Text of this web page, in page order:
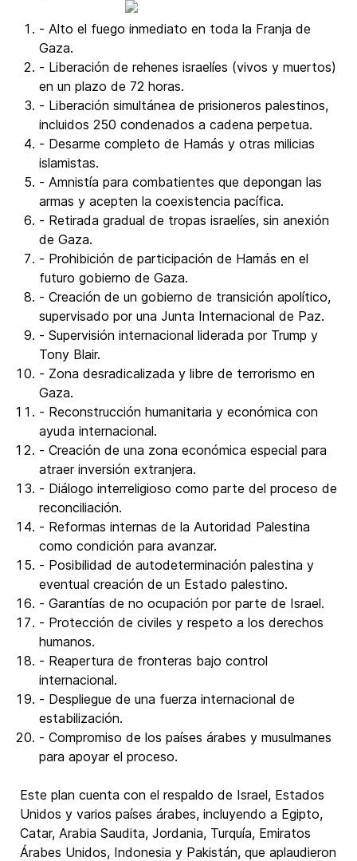
- Alto el fuego inmediato en toda la Franja de
Gaza.
- Liberación de rehenes israelíes (vivos y muertos)
en un plazo de 72 horas.
- Liberación simultánea de prisioneros palestinos,
incluidos 250 condenados a cadena perpetua.
- Desarme completo de Hamás y otras milicias
islamistas.
- Amnistía para combatientes que depongan las
armas y acepten la coexistencia pacífica.
- Retirada gradual de tropas israelíes, sin anexión
de Gaza.
- Prohibición de participación de Hamás en el
futuro gobierno de Gaza.
- Creación de un gobierno de transición apolítico,
supervisado por una Junta Internacional de Paz.
- Supervisión internacional liderada por Trump y
Tony Blair.
- Zona desradicalizada y libre de terrorismo en
Gaza.
- Reconstrucción humanitaria y económica con
ayuda internacional.
- Creación de una zona económica especial para
atraer inversión extranjera.
- Diálogo interreligioso como parte del proceso de
reconciliación.
- Reformas internas de la Autoridad Palestina
como condición para avanzar.
- Posibilidad de autodeterminación palestina y
eventual creación de un Estado palestino.
- Garantías de no ocupación por parte de Israel.
- Protección de civiles y respeto a los derechos
humanos.
- Reapertura de fronteras bajo control
internacional.
- Despliegue de una fuerza internacional de
estabilización.
- Compromiso de los países árabes y musulmanes
para apoyar el proceso.
Este plan cuenta con el respaldo de Israel, Estados
Unidos y varios países árabes, incluyendo a Egipto,
Catar, Arabia Saudita, Jordania, Turquía, Emiratos
Árabes Unidos, Indonesia y Pakistán, que aplaudieron